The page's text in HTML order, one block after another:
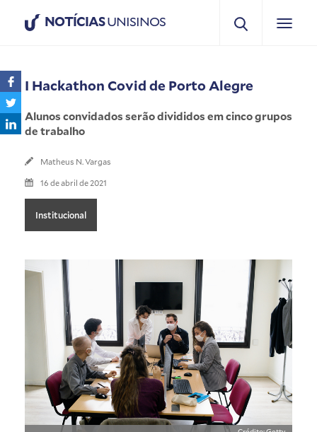
NOTÍCIASUNISINOS
I Hackathon Covid de Porto Alegre
Alunos convidados serão divididos em cinco grupos
de trabalho
Matheus N. Vargas
16 de abril de 2021
Institucional